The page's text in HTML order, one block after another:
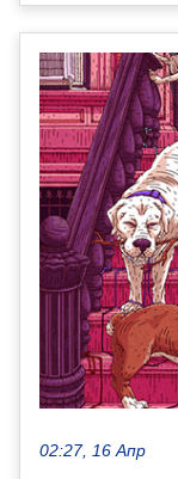
02:27, 16 Апр